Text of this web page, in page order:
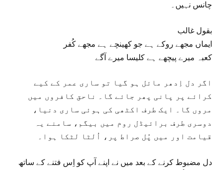
چانس نہیں۔
بقول غالب
ایماں مجھے روکے ہے جو کھینچے ہے مجھے کُفر
کعبہ میرے پیچھے ہے کلیسا میرے آگے
اگر دل اِدھر مائل ہو گیا تو ساری عمر کے کیے
کرائے پر پانی پھر جائے گا۔ ناحق کافروں میں
مروں گا۔ ایک طرف اکٹھی کی ہوئی ساری دنیا،
دوسری طرف برائیڈل روم میں بیگم، سامنے یہ
قیامت اور میں پُل صراط پر، اُلٹا لٹکا ہوا۔
دل مضبوط کرنے کے بعد میں نے اپنے آپ کو اِس فتنے کے ساتھ